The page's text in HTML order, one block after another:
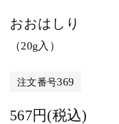
おおはしり
（20g入）
注文番号369
567円(税込)